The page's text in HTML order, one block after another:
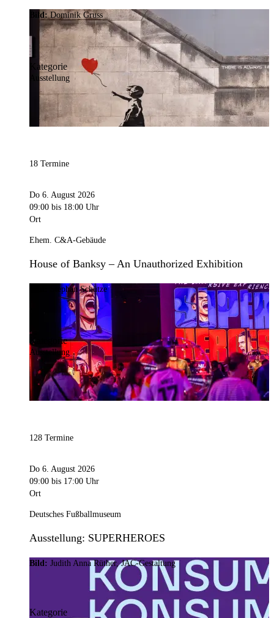
Bild:Dominik Gruss
Kategorie
Ausstellung
18 Termine
Do 6. August 2026
09:00 bis 18:00 Uhr
Ort
Ehem. C&A-Gebäude
House of Banksy – An Unauthorized Exhibition
Stephan Schütze
Kategorie
Ausstellung
128 Termine
Do 6. August 2026
09:00 bis 17:00 Uhr
Ort
Deutsches Fußballmuseum
Ausstellung: SUPERHEROES
Bild: Judith Anna Rüther, JAC-Gestaltung
Kategorie